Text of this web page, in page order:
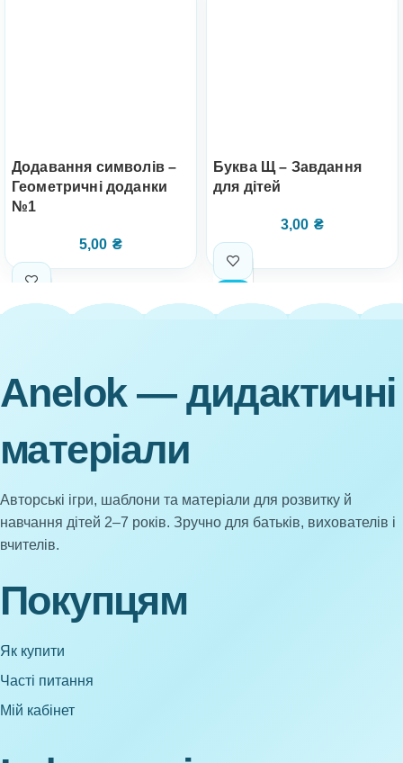
Додавання символів –
Геометричні доданки
№1
5,00 ₴
Буква Щ – Завдання
для дітей
3,00 ₴
Anelok — дидактичні
матеріали
Авторські ігри, шаблони та матеріали для розвитку й
навчання дітей 2–7 років. Зручно для батьків, вихователів і
вчителів.
Покупцям
Як купити
Часті питання
Мій кабінет